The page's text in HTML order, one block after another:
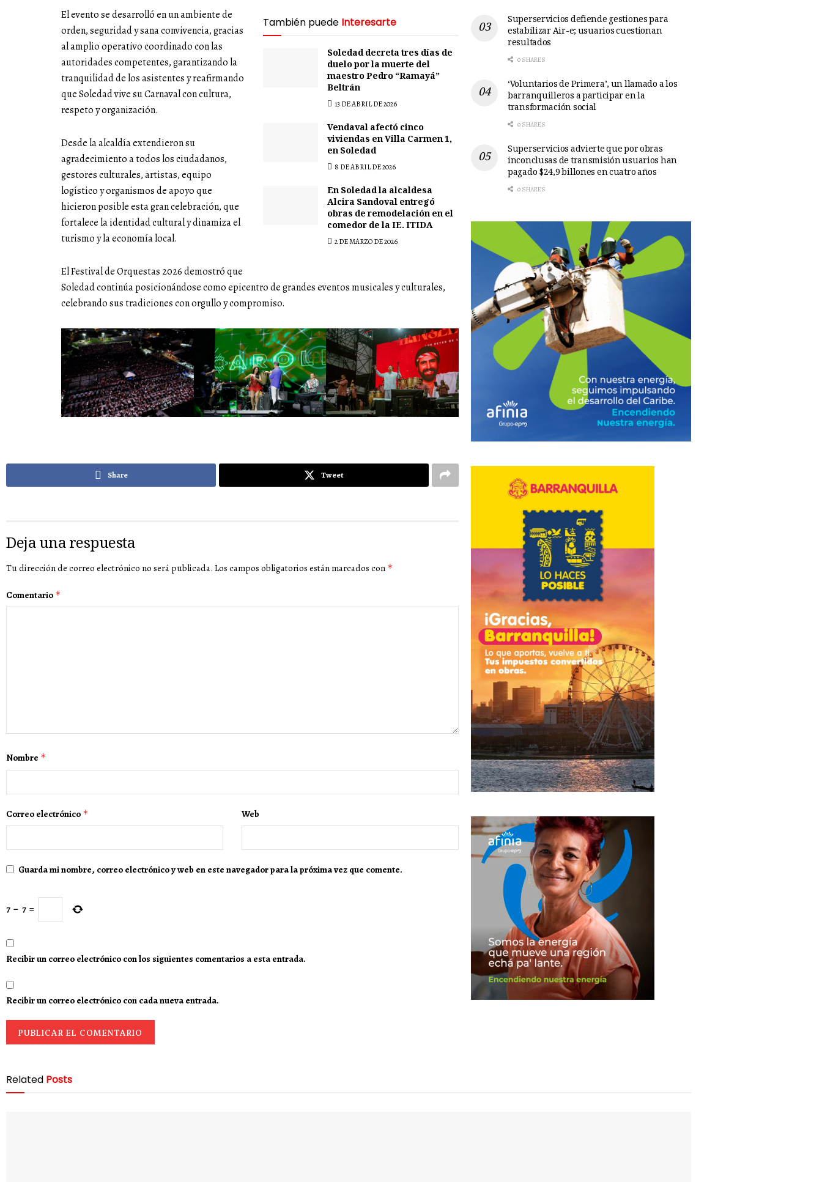
También puede Interesarte
Soledad decreta tres días de
duelo por la muerte del
maestro Pedro “Ramayá”
Beltrán
13 DE ABRIL DE 2026
Vendaval afectó cinco
viviendas en Villa Carmen 1,
en Soledad
8 DE ABRIL DE 2026
En Soledad la alcaldesa
Alcira Sandoval entregó
obras de remodelación en el
comedor de la IE. ITIDA
2 DE MARZO DE 2026
El evento se desarrolló en un ambiente de
orden, seguridad y sana convivencia, gracias
al amplio operativo coordinado con las
autoridades competentes, garantizando la
tranquilidad de los asistentes y reafirmando
que Soledad vive su Carnaval con cultura,
respeto y organización.
Desde la alcaldía extendieron su
agradecimiento a todos los ciudadanos,
gestores culturales, artistas, equipo
logístico y organismos de apoyo que
hicieron posible esta gran celebración, que
fortalece la identidad cultural y dinamiza el
turismo y la economía local.
El Festival de Orquestas 2026 demostró que
Soledad continúa posicionándose como epicentro de grandes eventos musicales y culturales,
celebrando sus tradiciones con orgullo y compromiso.
Share Tweet
Deja una respuesta
Tu dirección de correo electrónico no será publicada. Los campos obligatorios están marcados con *
Comentario *
Nombre *
Correo electrónico * Web
Guarda mi nombre, correo electrónico y web en este navegador para la próxima vez que comente.
7 − 7 =
Recibir un correo electrónico con los siguientes comentarios a esta entrada.
Recibir un correo electrónico con cada nueva entrada.
Superservicios defiende gestiones para
estabilizar Air-e; usuarios cuestionan
resultados
0 SHARES
‘Voluntarios de Primera’, un llamado a los
barranquilleros a participar en la
transformación social
0 SHARES
Superservicios advierte que por obras
inconclusas de transmisión usuarios han
pagado $24,9 billones en cuatro años
0 SHARES
Related Posts